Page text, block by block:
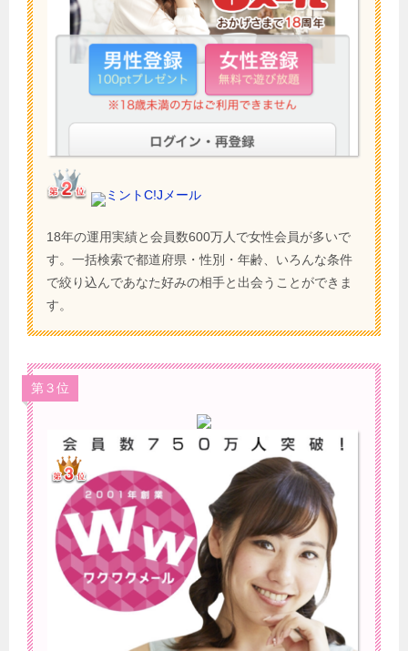
ミントC!Jメール
18年の運用実績と会員数600万人で女性会員が多いで
す。一括検索で都道府県・性別・年齢、いろんな条件
で絞り込んであなた好みの相手と出会うことができま
す。
第３位